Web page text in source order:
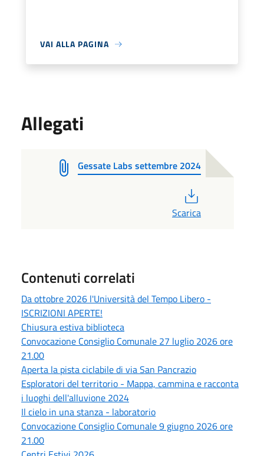
VAI ALLA PAGINA
Allegati
Gessate Labs settembre 2024
Scarica
Contenuti correlati
Da ottobre 2026 l'Università del Tempo Libero -
ISCRIZIONI APERTE!
Chiusura estiva biblioteca
Convocazione Consiglio Comunale 27 luglio 2026 ore
21.00
Aperta la pista ciclabile di via San Pancrazio
Esploratori del territorio - Mappa, cammina e racconta
i luoghi dell'alluvione 2024
Il cielo in una stanza - laboratorio
Convocazione Consiglio Comunale 9 giugno 2026 ore
21.00